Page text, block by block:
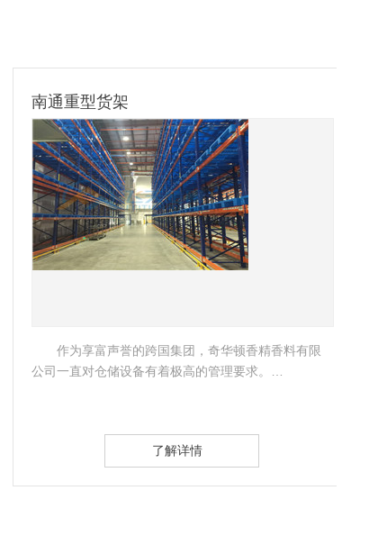
南通重型货架
作为享富声誉的跨国集团，奇华顿香精香料有限
公司一直对仓储设备有着极高的管理要求。…
了解详情